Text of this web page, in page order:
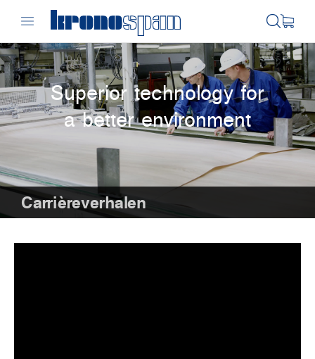
Carrièreverhalen
Superior technology for
a better environment